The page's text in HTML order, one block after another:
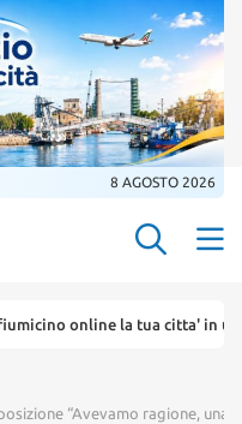
8 AGOSTO 2026
online la tua citta' in un ... click
“Avevamo ragione, una